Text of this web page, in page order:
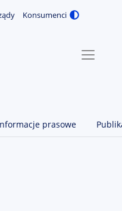
Konsumenci
MENU
prasowe